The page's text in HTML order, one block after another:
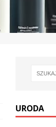
URODA